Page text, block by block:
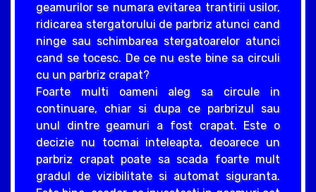
geamurilor se numara evitarea trantirii usilor,
ridicarea stergatorului de parbriz atunci cand
ninge sau schimbarea stergatoarelor atunci
cand se tocesc. De ce nu este bine sa circuli
cu un parbriz crapat?
Foarte multi oameni aleg sa circule in
continuare, chiar si dupa ce parbrizul sau
unul dintre geamuri a fost crapat. Este o
decizie nu tocmai inteleapta, deoarece un
parbriz crapat poate sa scada foarte mult
gradul de vizibilitate si automat siguranta.